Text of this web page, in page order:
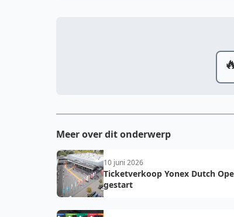
Meer over dit onderwerp
10 juni 2026
Ticketverkoop Yonex Dutch
gestart